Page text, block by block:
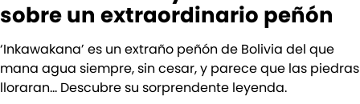
sobre un extraordinario peñón
‘Inkawakana’ es un extraño peñón de Bolivia del que
mana agua siempre, sin cesar, y parece que las piedras
lloraran… Descubre su sorprendente leyenda.